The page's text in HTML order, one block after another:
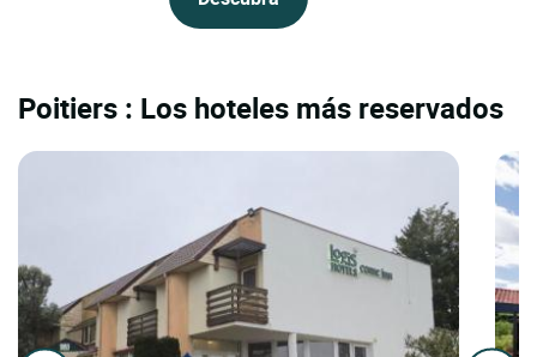
Poitiers : Los hoteles más reservados